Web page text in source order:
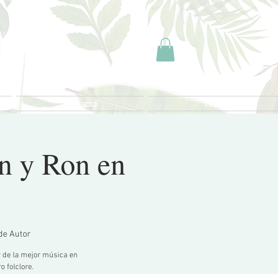
Contacto FAQ
y Ron en
Autor
la mejor música en
folclore.